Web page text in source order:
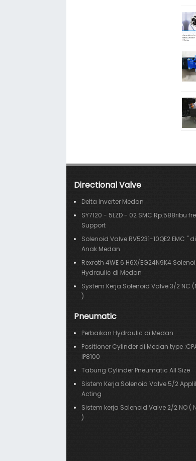
Directional Valve
Delta Inverter Medan
SY7120 - 5LZD - 02 SMC Rp.588ribu
Support
Solenoid Valve RV5231-10QE2 EMC "
Anak Medan
Rexroth 4WE 6 H6X/EG24N9K4
Hydraulic di Medan
System Kerja Solenoid Valve 3/2 NC
)
Pneumatic
Perbaikan Hydraulic di Medan
Positioner Cylinder di Medan type
IP8100
Tabung Cylinder Pneumatic All Size
Sistem Kerja Solenoid Valve 5/2
Acting
Sistem kerja Solenoid Valve 2/2 NO (
)